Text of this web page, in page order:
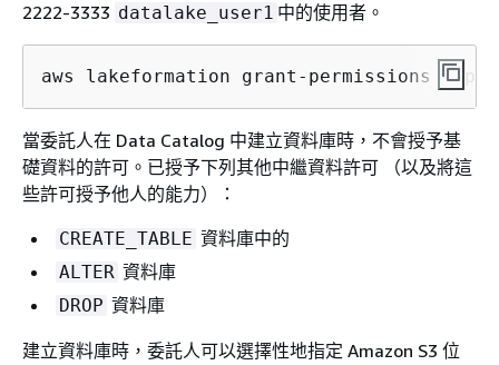
2222-3333 datalake_user1 中的使用者。
aws lakeformation grant-permissions --
當委託人在 Data Catalog 中建立資料庫時，不會授予基
礎資料的許可。已授予下列其他中繼資料許可 （以及將這
些許可授予他人的能力）：
CREATE_TABLE 資料庫中的
ALTER 資料庫
DROP 資料庫
建立資料庫時，委託人可以選擇性地指定 Amazon S3 位